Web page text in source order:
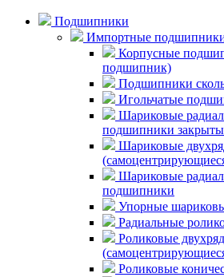
Подшипники
Импортные
Корпусные
подшипник)
Подшипники
Игольчатые
Шариковые
подшипники
Шариковые
Шариковые
подшипники
Упорные
Радиальные
Роликовые
Роликовые